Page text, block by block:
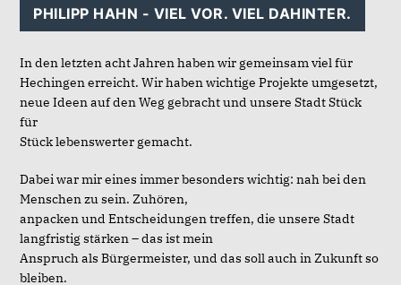
PHILIPP HAHN - VIEL VOR. VIEL DAHINTER.
In den letzten acht Jahren haben wir gemeinsam viel für
Hechingen erreicht. Wir haben wichtige Projekte umgesetzt,
neue Ideen auf den Weg gebracht und unsere Stadt Stück
für
Stück lebenswerter gemacht.
Dabei war mir eines immer besonders wichtig: nah bei den
Menschen zu sein. Zuhören,
anpacken und Entscheidungen treffen, die unsere Stadt
langfristig stärken – das ist mein
Anspruch als Bürgermeister, und das soll auch in Zukunft so
bleiben.